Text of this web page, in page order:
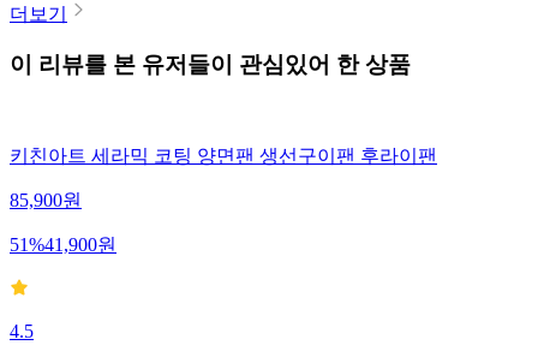
더보기
이 리뷰를 본 유저들이 관심있어 한 상품
키친아트 세라믹 코팅 양면팬 생선구이팬 후라이팬
85,900원
51%41,900원
4.5